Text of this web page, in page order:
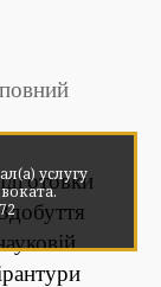
услугу